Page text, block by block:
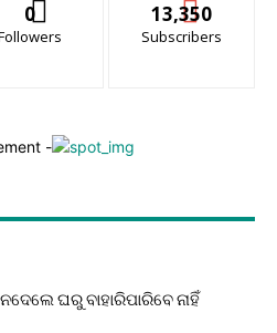
0 13,350
Subscribers
-
ଘରୁ ବାହାରିପାରିବେ ନାହିଁ